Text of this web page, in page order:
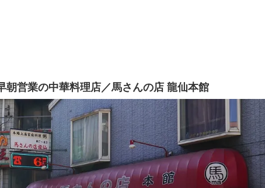
朝営業の中華料理店／馬さんの店 龍仙本館